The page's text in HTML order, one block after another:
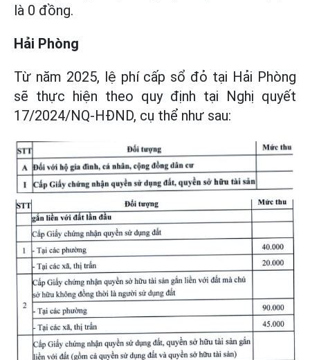
là 0 đồng.
Hải Phòng
Từ năm 2025, lệ phí cấp sổ đỏ tại Hải Phòng
sẽ thực hiện theo quy định tại Nghị quyết
17/2024/NQ-HĐND, cụ thể như sau: